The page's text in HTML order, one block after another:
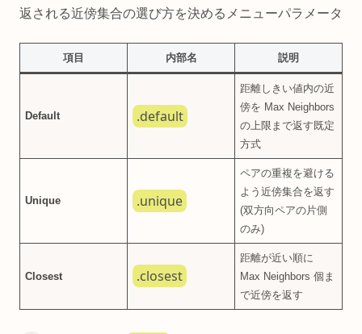
返される近傍集合の選び方を決めるメニューパラメータ
項目 内部名 説明
Default .default
距離しきい値内の近
傍を Max Neighbors
の上限まで返す既定
方式
Unique .unique
ペアの重複を避ける
よう近傍集合を返す
(双方向ペアの片側
のみ)
Closest .closest
距離が近い順に
Max Neighbors 個ま
で近傍を返す